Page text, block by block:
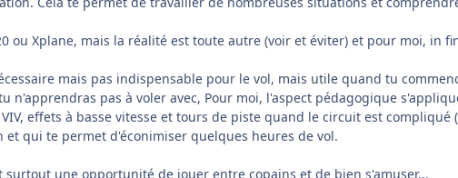
ou Xplane, mais la réalité est toute autre (voir et éviter) et pour moi, in
mais pas indispensable pour le vol, mais utile quand tu
n'apprendras pas à voler avec, Pour moi, l'aspect pédagogique
effets à basse vitesse et tours de piste quand le circuit est compliqué
et qui te permet d'éconimiser quelques heures de vol.
une opportunité de jouer entre copains et de bien s'amuser...